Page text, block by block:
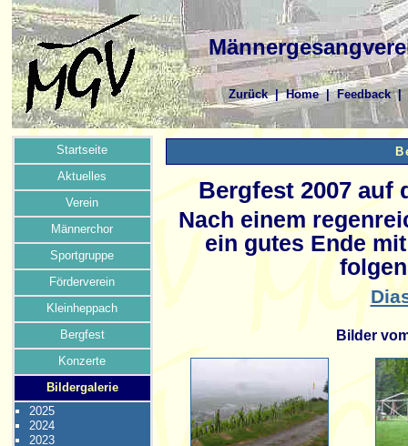
Zurück|Home|Feedback|
Startseite
Aktuelles
Verein
Männerchor
Sportgruppe
Förderverein
Kleinheppach
Bergfest
Konzerte
Bildergalerie
2025
2024
2023
Bergfest 2007 auf
Nach einem
ein gutes Ende
Bilder